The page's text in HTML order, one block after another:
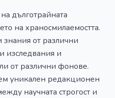
дълготрайната
на храносмилаемостта.
от различни
изследвания и
от различни фонове.
уникален редакционен
научната строгост и